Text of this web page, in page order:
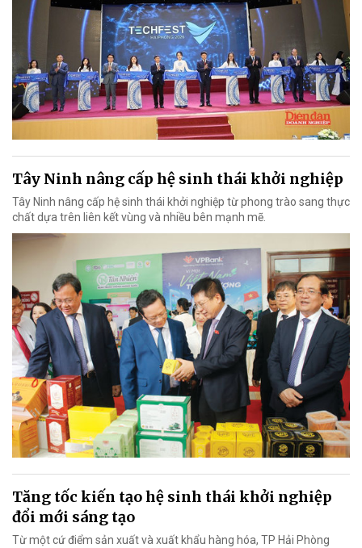
Tây Ninh nâng cấp hệ sinh thái khởi nghiệp
Tây Ninh nâng cấp hệ sinh thái khởi nghiệp từ phong trào sang thực
chất dựa trên liên kết vùng và nhiều bên mạnh mẽ.
Tăng tốc kiến tạo hệ sinh thái khởi nghiệp
đổi mới sáng tạo
Từ một cứ điểm sản xuất và xuất khẩu hàng hóa, TP Hải Phòng